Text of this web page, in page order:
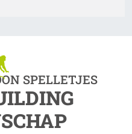
SPELLETJES